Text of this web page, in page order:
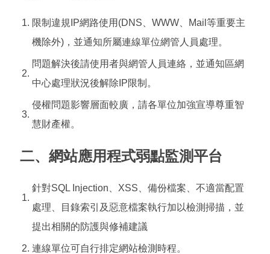
1. 限制違規IP網路使用(DNS、WWW、Mail等重要主
機除外)，並通知所屬連線單位網管人員處理。
2.
問題解決後請使用者與網管人員連絡，並通知區網
中心處理狀況後解除IP限制。
3.
侵權問題影響層面較廣，請各單位加強宣導尊重智
慧財產權。
二、 網站應用程式弱點監測平台
1.
針對SQL Injection、XSS、備份檔案、不適當配置
處理、目錄索引及惡意檔案執行加以檢測掃描，並
提出相關的防護與修補建議
2. 連線單位可自行排定網站檢測時程。